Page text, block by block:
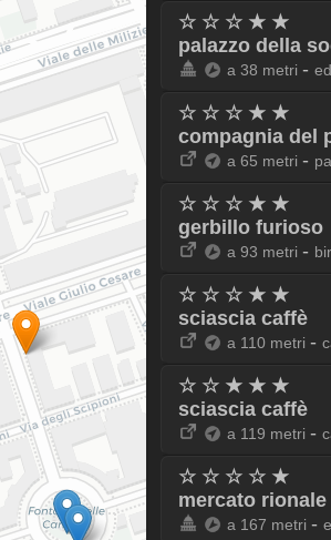
☆ ☆ ☆ ★ ★
palazzo della
a 38 metri -
☆ ☆ ☆ ★ ★
compagnia del
a 65 metri -
☆ ☆ ☆ ★ ★
gerbillo furioso
a 93 metri -
☆ ☆ ☆ ★ ★
sciascia caffè
a 110 metri -
☆ ☆ ★ ★ ★
sciascia caffè
a 119 metri -
☆ ☆ ☆ ☆ ★
mercato
a 167 metri -